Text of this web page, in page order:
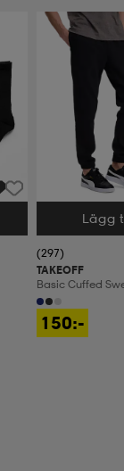
Välj storlek
Lägg
(297)
TAKEOFF
Basic Cuffed
Mjukisbyxor, Herr
150:-